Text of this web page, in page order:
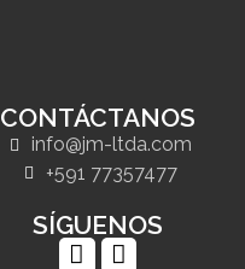
CONTÁCTANOS
info@jm-ltda.com
+591 77357477
SÍGUENOS